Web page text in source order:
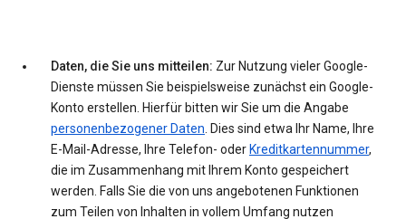
Daten, die Sie uns mitteilen: Zur Nutzung vieler Google-
Dienste müssen Sie beispielsweise zunächst ein Google-
Konto erstellen. Hierfür bitten wir Sie um die Angabe
personenbezogener Daten. Dies sind etwa Ihr Name, Ihre
E-Mail-Adresse, Ihre Telefon- oder Kreditkartennummer,
die im Zusammenhang mit Ihrem Konto gespeichert
werden. Falls Sie die von uns angebotenen Funktionen
zum Teilen von Inhalten in vollem Umfang nutzen